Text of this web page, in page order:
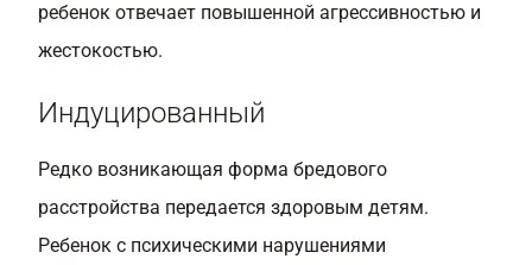
ребенок отвечает повышенной агрессивностью и
жестокостью.
Индуцированный
Редко возникающая форма бредового
расстройства передается здоровым детям.
Ребенок с психическими нарушениями